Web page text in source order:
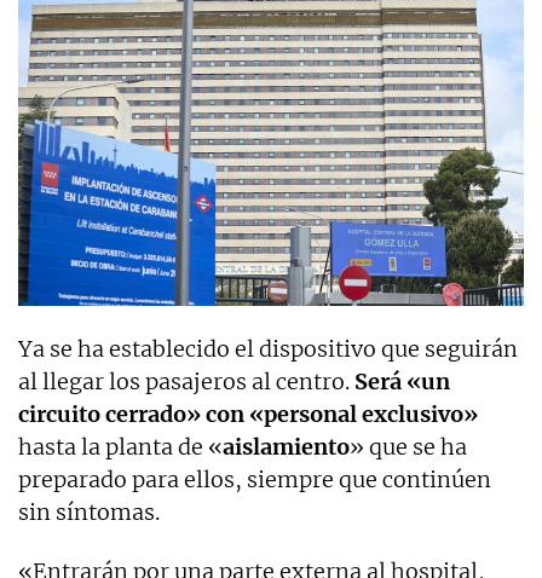
Ya se ha establecido el dispositivo que seguirán
al llegar los pasajeros al centro. Será «un
circuito cerrado» con «personal exclusivo»
hasta la planta de «aislamiento» que se ha
preparado para ellos, siempre que continúen
sin síntomas.
«Entrarán por una parte externa al hospital,